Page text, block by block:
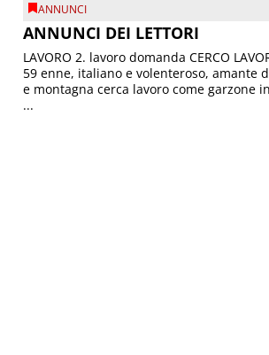
ANNUNCI
ANNUNCI DEI LETTORI
LAVORO 2. lavoro domanda CERCO
59 enne, italiano e volenteroso, amante
e montagna cerca lavoro come garzone
...